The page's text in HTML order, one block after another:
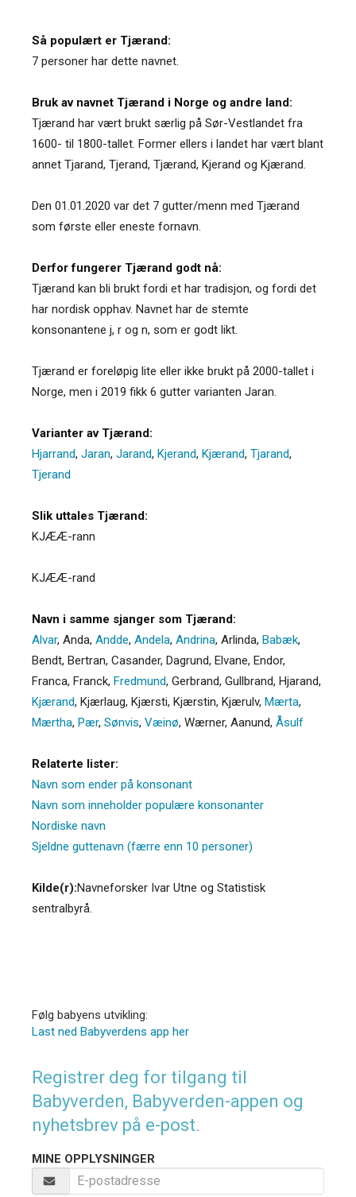
Så populært er Tjærand:
7 personer har dette navnet.
Bruk av navnet Tjærand i Norge og andre land:
Tjærand har vært brukt særlig på Sør-Vestlandet fra
1600- til 1800-tallet. Former ellers i landet har vært blant
annet Tjarand, Tjerand, Tjærand, Kjerand og Kjærand.
Den 01.01.2020 var det 7 gutter/menn med Tjærand
som første eller eneste fornavn.
Derfor fungerer Tjærand godt nå:
Tjærand kan bli brukt fordi et har tradisjon, og fordi det
har nordisk opphav. Navnet har de stemte
konsonantene j, r og n, som er godt likt.
Tjærand er foreløpig lite eller ikke brukt på 2000-tallet i
Norge, men i 2019 fikk 6 gutter varianten Jaran.
Varianter av Tjærand:
Hjarrand, Jaran, Jarand, Kjerand, Kjærand, Tjarand,
Tjerand
Slik uttales Tjærand:
KJÆÆ-rann
KJÆÆ-rand
Navn i samme sjanger som Tjærand:
Alvar, Anda, Andde, Andela, Andrina, Arlinda, Babæk,
Bendt, Bertran, Casander, Dagrund, Elvane, Endor,
Franca, Franck, Fredmund, Gerbrand, Gullbrand, Hjarand,
Kjærand, Kjærlaug, Kjærsti, Kjærstin, Kjærulv, Mærta,
Mærtha, Pær, Sønvis, Væinø, Wærner, Aanund, Åsulf
Relaterte lister:
Navn som ender på konsonant
Navn som inneholder populære konsonanter
Nordiske navn
Sjeldne guttenavn (færre enn 10 personer)
Kilde(r):Navneforsker Ivar Utne og Statistisk
sentralbyrå.
Følg babyens utvikling:
Last ned Babyverdens app her
Registrer deg for tilgang til
Babyverden, Babyverden-appen og
nyhetsbrev på e-post.
MINE OPPLYSNINGER